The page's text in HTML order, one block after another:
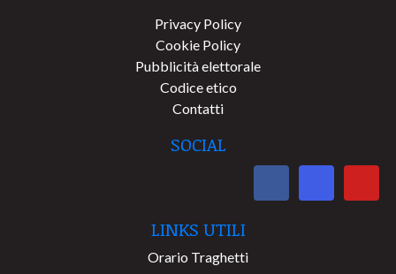
Privacy Policy
Cookie Policy
Pubblicità elettorale
Codice etico
Contatti
SOCIAL
LINKS UTILI
Orario Traghetti